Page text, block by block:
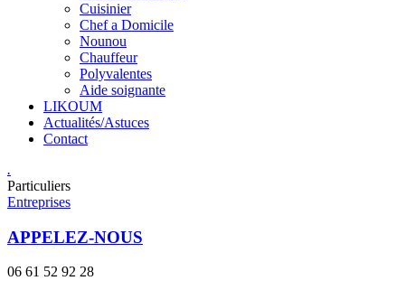
Cuisinier
Chef a Domicile
Nounou
Chauffeur
Polyvalentes
Aide soignante
LIKOUM
Actualités/Astuces
Contact
.
Particuliers
Entreprises
APPELEZ-NOUS
06 61 52 92 28